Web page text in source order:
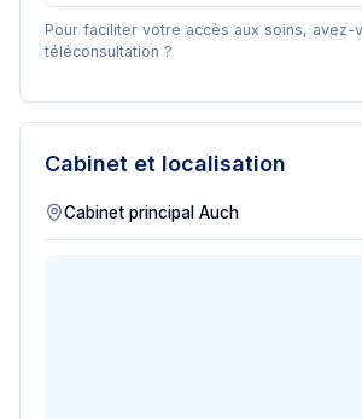
Pour faciliter votre accès aux soins, avez-
téléconsultation ?
Cabinet et localisation